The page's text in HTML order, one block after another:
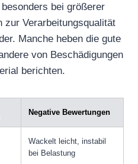
bei größerer
zur Verarbeitungsqualität
Manche heben die gute
von Beschädigungen
berichten.
Negative Bewertungen
Wackelt leicht, instabil
bei Belastung